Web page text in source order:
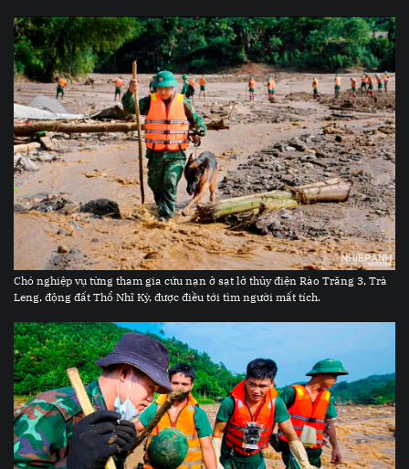
Chó nghiệp vụ từng tham gia cứu nạn ở sạt lở thủy điện Rào Trăng 3, Trà
Leng, động đất Thổ Nhĩ Kỳ, được điều tới tìm người mất tích.